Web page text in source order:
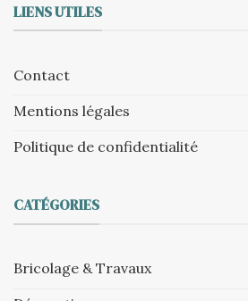
LIENS UTILES
Contact
Mentions légales
Politique de confidentialité
CATÉGORIES
Bricolage & Travaux